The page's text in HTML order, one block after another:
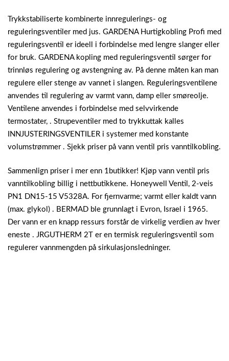
Trykkstabiliserte kombinerte innregulerings- og
reguleringsventiler med jus. GARDENA Hurtigkobling Profi med
reguleringsventil er ideell i forbindelse med lengre slanger eller
for bruk. GARDENA kopling med reguleringsventil sørger for
trinnløs regulering og avstengning av. På denne måten kan man
regulere eller stenge av vannet i slangen. Reguleringsventilene
anvendes til regulering av varmt vann, damp eller smøreolje.
Ventilene anvendes i forbindelse med selvvirkende
termostater, . Strupeventiler med to trykkuttak kalles
INNJUSTERINGSVENTILER i systemer med konstante
volumstrømmer . Sjekk priser på vann ventil pris vanntilkobling.
Sammenlign priser i mer enn 1butikker! Kjøp vann ventil pris
vanntilkobling billig i nettbutikkene. Honeywell Ventil, 2-veis
PN1 DN15-15 V5328A. For fjernvarme; varmt eller kaldt vann
(max. glykol) . BERMAD ble grunnlagt i Evron, Israel i 1965.
Der vann er en knapp ressurs forstår de virkelig verdien av hver
eneste . JRGUTHERM 2T er en termisk reguleringsventil som
regulerer vannmengden på sirkulasjonsledninger.